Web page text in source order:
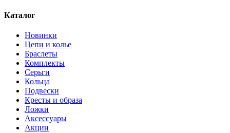
Каталог
Новинки
Цепи и колье
Браслеты
Комплекты
Серьги
Кольца
Подвески
Кресты и образа
Ложки
Аксессуары
Акции